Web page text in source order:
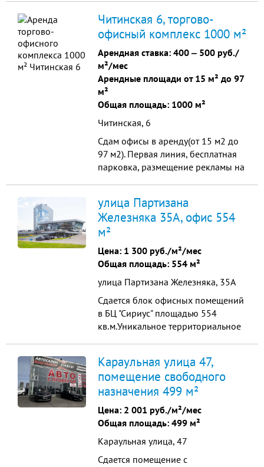
Читинская 6, торгово-
офисный комплекс 1000 м²
Арендная ставка: 400 ‒ 500 руб./
м²/мес
Арендные площади от 15 м² до 97
м²
Общая площадь: 1000 м²
Читинская, 6
Сдам офисы в аренду(от 15 м2 до
97 м2). Первая линия, бесплатная
парковка, размещение рекламы на
провайдеров. Аренда возможна
под услуги для населения(большой
спальный район).
улица Партизана
Железняка 35А, офис 554
м²
Цена: 1 300 руб./м²/мес
Общая площадь: 554 м²
улица Партизана Железняка, 35А
Сдается блок офисных помещений
в БЦ "Сириус" площадью 554
кв.м.Уникальное территориальное
помещения оборудованы
системами контроля и учета
доступа, оповещения и
пожаротушения.
Видеонаблюдение 24/7. Цена
указана без учета коммунальных
услуг.
Караульная улица 47,
помещение свободного
назначения 499 м²
Цена: 2 001 руб./м²/мес
Общая площадь: 499 м²
Караульная улица, 47
Сдается помещение с